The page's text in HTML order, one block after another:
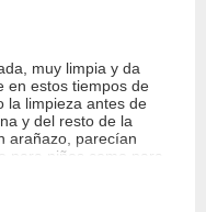
muy limpia y da
en estos tiempos de
la limpieza antes de
y del resto de la
arañazo, parecían
para niños como para
colorear nuevos